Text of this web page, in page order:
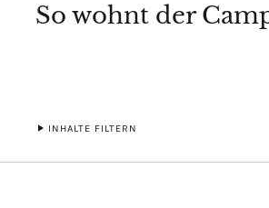
So wohnt der
INHALTE FILTERN